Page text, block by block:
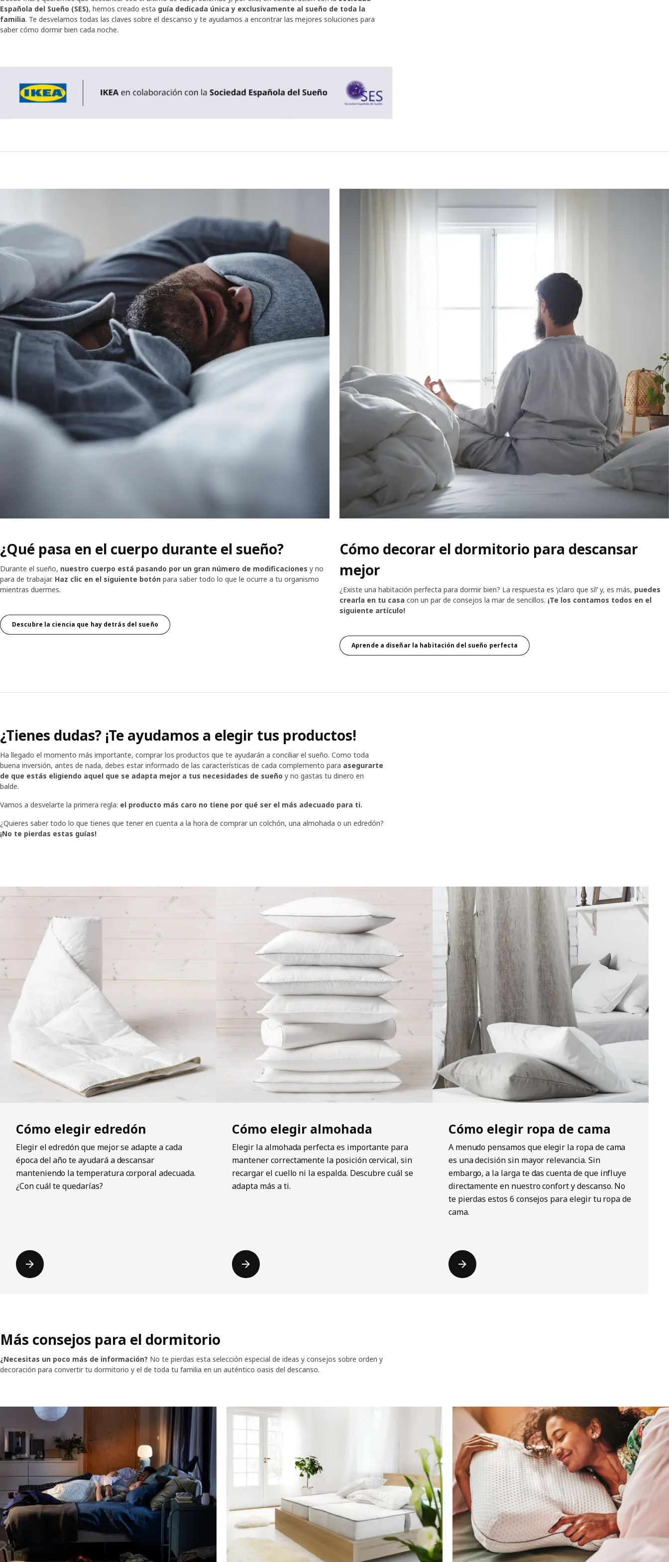
Española del Sueño (SES), hemos creado esta guía dedicada única y exclusivamente al sueño de toda la
familia. Te desvelamos todas las claves sobre el descanso y te ayudamos a encontrar las mejores soluciones para
saber cómo dormir bien cada noche.
¿Qué pasa en el cuerpo durante el sueño?
Durante el sueño, nuestro cuerpo está pasando por un gran número de modificaciones y no
para de trabajar. Haz clic en el siguiente botón para saber todo lo que le ocurre a tu organismo
mientras duermes.
Descubre la ciencia que hay detrás del sueño
Cómo decorar el dormitorio para descansar
mejor
¿Existe una habitación perfecta para dormir bien? La respuesta es ‘¡claro que sí!’ y, es más, puedes
crearla en tu casa con un par de consejos la mar de sencillos. ¡Te los contamos todos en el
siguiente artículo!
Aprende a diseñar la habitación del sueño perfecta
¿Tienes dudas? ¡Te ayudamos a elegir tus productos!
Ha llegado el momento más importante, comprar los productos que te ayudarán a conciliar el sueño. Como toda
buena inversión, antes de nada, debes estar informado de las características de cada complemento para asegurarte
de que estás eligiendo aquel que se adapta mejor a tus necesidades de sueño y no gastas tu dinero en
balde.
Vamos a desvelarte la primera regla: el producto más caro no tiene por qué ser el más adecuado para ti.
¿Quieres saber todo lo que tienes que tener en cuenta a la hora de comprar un colchón, una almohada o un edredón?
¡No te pierdas estas guías!
Cómo elegir edredón
Elegir el edredón que mejor se adapte a cada
época del año te ayudará a descansar
manteniendo la temperatura corporal adecuada.
¿Con cuál te quedarías?
Cómo elegir almohada
Elegir la almohada perfecta es importante para
mantener correctamente la posición cervical, sin
recargar el cuello ni la espalda. Descubre cuál se
adapta más a ti.
Cómo elegir ropa de cama
A menudo pensamos que elegir la ropa de cama
es una decisión sin mayor relevancia. Sin
embargo, a la larga te das cuenta de que influye
directamente en nuestro confort y descanso. No
te pierdas estos 6 consejos para elegir tu ropa de
cama.
Más consejos para el dormitorio
¿Necesitas un poco más de información? No te pierdas esta selección especial de ideas y consejos sobre orden y
decoración para convertir tu dormitorio y el de toda tu familia en un auténtico oasis del descanso.